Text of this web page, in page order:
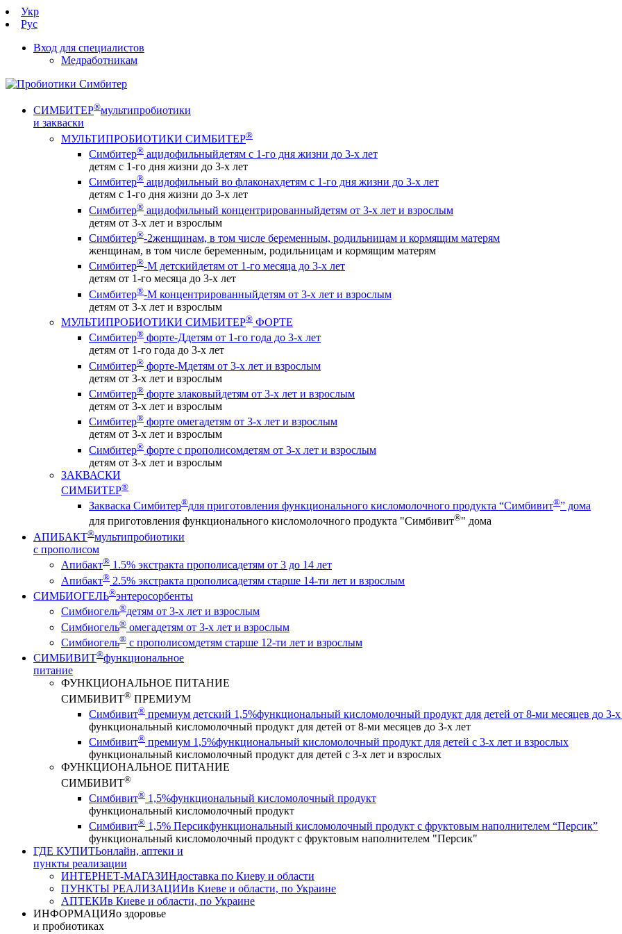
Укр
Рус
Вход для специалистов
Медработникам
СИМБИТЕР®мультипробиотики
и закваски
МУЛЬТИПРОБИОТИКИ СИМБИТЕР®
Симбитер® ацидофильныйдетям с 1-го дня жизни до 3-х лет
детям с 1-го дня жизни до 3-х лет
Симбитер® ацидофильный во флаконахдетям с 1-го дня жизни до 3-х лет
детям с 1-го дня жизни до 3-х лет
Симбитер® ацидофильный концентрированныйдетям от 3-х лет и взрослым
детям от 3-х лет и взрослым
Симбитер®-2женщинам, в том числе беременным, родильницам и кормящим матерям
женщинам, в том числе беременным, родильницам и кормящим матерям
Симбитер®-М детскийдетям от 1-го месяца до 3-х лет
детям от 1-го месяца до 3-х лет
Симбитер®-М концентрированныйдетям от 3-х лет и взрослым
детям от 3-х лет и взрослым
МУЛЬТИПРОБИОТИКИ СИМБИТЕР® ФОРТЕ
Симбитер® форте-Ддетям от 1-го года до 3-х лет
детям от 1-го года до 3-х лет
Симбитер® форте-Мдетям от 3-х лет и взрослым
детям от 3-х лет и взрослым
Симбитер® форте злаковыйдетям от 3-х лет и взрослым
детям от 3-х лет и взрослым
Симбитер® форте омегадетям от 3-х лет и взрослым
детям от 3-х лет и взрослым
Симбитер® форте с прополисомдетям от 3-х лет и взрослым
детям от 3-х лет и взрослым
ЗАКВАСКИ
СИМБИТЕР®
Закваска Симбитер®для приготовления функционального кисломолочного продукта “Симбивит®” дома
для приготовления функционального кисломолочного продукта "Симбивит®" дома
АПИБАКТ®мультипробиотики
с прополисом
Апибакт® 1.5% экстракта прополисадетям от 3 до 14 лет
Апибакт® 2.5% экстракта прополисадетям старше 14-ти лет и взрослым
СИМБИОГЕЛЬ®энтеросорбенты
Симбиогель®детям от 3-х лет и взрослым
Симбиогель® омегадетям от 3-х лет и взрослым
Симбиогель® c прополисомдетям старше 12-ти лет и взрослым
СИМБИВИТ®функциональное
питание
ФУНКЦИОНАЛЬНОЕ ПИТАНИЕ
СИМБИВИТ® ПРЕМИУМ
Симбивит® премиум детский 1,5%функциональный кисломолочный продукт для детей от 8-ми месяцев до 3-х
функциональный кисломолочный продукт для детей от 8-ми месяцев до 3-х лет
Симбивит® премиум 1,5%функциональный кисломолочный продукт для детей с 3-х лет и взрослых
функциональный кисломолочный продукт для детей с 3-х лет и взрослых
ФУНКЦИОНАЛЬНОЕ ПИТАНИЕ
СИМБИВИТ®
Симбивит® 1,5%функциональный кисломолочный продукт
функциональный кисломолочный продукт
Симбивит® 1,5% Персикфункциональный кисломолочный продукт с фруктовым наполнителем “Персик”
функциональный кисломолочный продукт с фруктовым наполнителем "Персик"
ГДЕ КУПИТЬонлайн, аптеки и
пункты реализации
ИНТЕРНЕТ-МАГАЗИНдоставка по Киеву и области
ПУНКТЫ РЕАЛИЗАЦИИв Киеве и области, по Украине
АПТЕКИв Киеве и области, по Украине
ИНФОРМАЦИЯо здоровье
и пробиотиках